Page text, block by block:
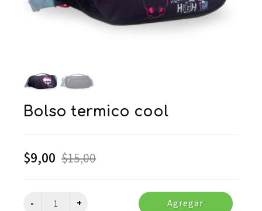
bolso termico cool
$9,00 $15,00
Agregar